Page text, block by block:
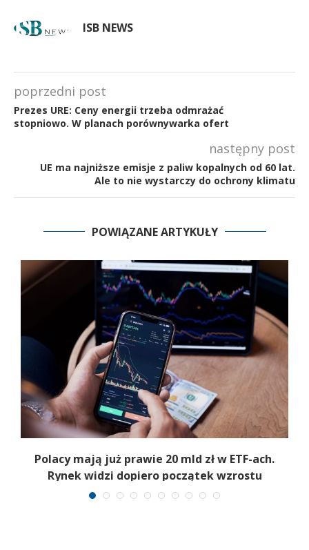
ISB NEWS
poprzedni post
Prezes URE: Ceny energii trzeba odmrażać
stopniowo. W planach porównywarka ofert
następny post
UE ma najniższe emisje z paliw kopalnych od 60 lat.
Ale to nie wystarczy do ochrony klimatu
POWIĄZANE ARTYKUŁY
Polacy mają już prawie 20 mld zł w ETF-ach.
Rynek widzi dopiero początek wzrostu